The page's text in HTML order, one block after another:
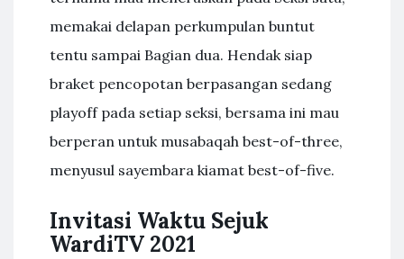
memakai delapan perkumpulan buntut
tentu sampai Bagian dua. Hendak siap
braket pencopotan berpasangan sedang
playoff pada setiap seksi, bersama ini mau
berperan untuk musabaqah best-of-three,
menyusul sayembara kiamat best-of-five.
Invitasi Waktu Sejuk
WardiTV 2021